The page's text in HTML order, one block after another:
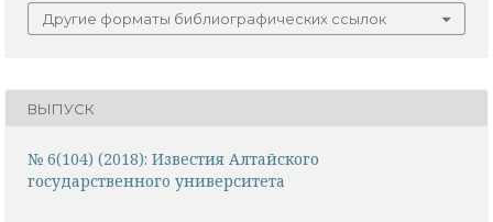
Другие форматы библиографических ссылок
ВЫПУСК
№ 6(104) (2018): Известия Алтайского
государственного университета